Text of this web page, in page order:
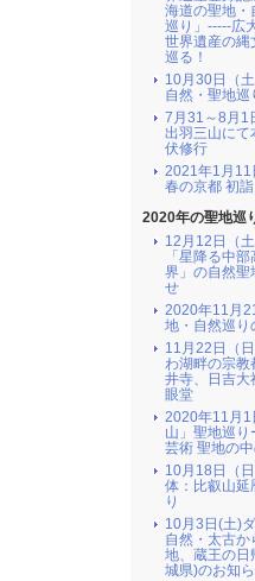
海道の聖地・
巡り」-----広
世界遺産の縄
巡る！
10月30日（
自然・聖地
7月31～8月1
出羽三山にて
伏修行
2021年1月11
春の京都 初
2020年の聖地巡
12月12日（
「星降る中
界」の自然聖
せ
2020年11月
地・自然巡り
11月22日（
わ湖畔の宗教
井寺、日吉大
眼堂
2020年11月1
山」聖地巡り
芸術 聖地の
10月18日（
体：比叡山延
り
10月3日(土)
自然・太古
地、蔵王の日
城県)のお知